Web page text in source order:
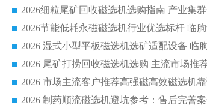
2026 尾矿打捞回收磁选机选购 主流市场推
2026 市场主流客户推荐高强磁高效磁选机